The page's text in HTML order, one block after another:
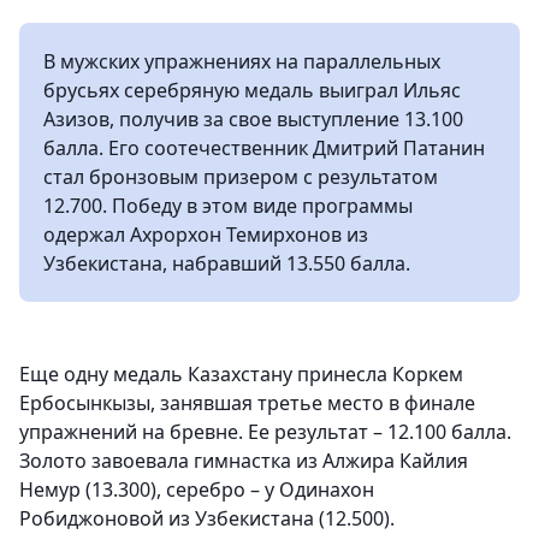
В мужских упражнениях на параллельных
брусьях серебряную медаль выиграл Ильяс
Азизов, получив за свое выступление 13.100
балла. Его соотечественник Дмитрий Патанин
стал бронзовым призером с результатом
12.700. Победу в этом виде программы
одержал Ахрорхон Темирхонов из
Узбекистана, набравший 13.550 балла.
Еще одну медаль Казахстану принесла Коркем
Ербосынкызы, занявшая третье место в финале
упражнений на бревне. Ее результат – 12.100 балла.
Золото завоевала гимнастка из Алжира Кайлия
Немур (13.300), серебро – у Одинахон
Робиджоновой из Узбекистана (12.500).